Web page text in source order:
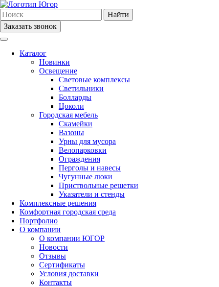
Найти
Заказать звонок
Каталог
Новинки
Освещение
Световые комплексы
Светильники
Болларды
Цоколи
Городская мебель
Скамейки
Вазоны
Урны для мусора
Велопарковки
Ограждения
Перголы и навесы
Чугунные люки
Приствольные решетки
Указатели и стенды
Комплексные решения
Комфортная городская среда
Портфолио
О компании
О компании ЮГОР
Новости
Отзывы
Сертификаты
Условия доставки
Контакты